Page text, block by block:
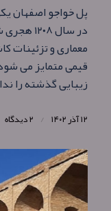
پل خواجو اصفهان
در سال
معماری و تزئینات
قیمی متمایز می
زیبایی گذشته را
۱۲ آذر ۱۴۰۲ / ۲ دیدگاه